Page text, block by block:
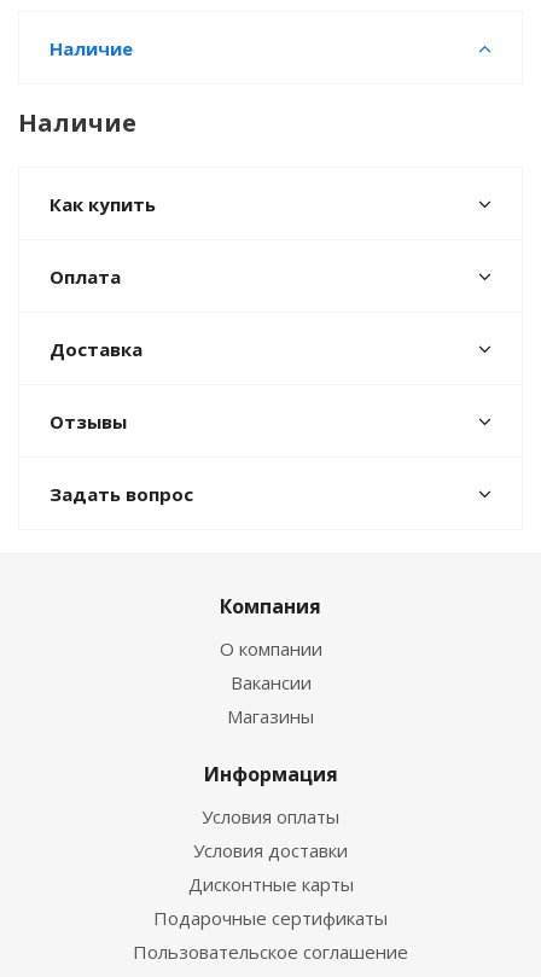
Наличие
Наличие
Как купить
Оплата
Доставка
Отзывы
Задать вопрос
Компания
О компании
Вакансии
Магазины
Информация
Условия оплаты
Условия доставки
Дисконтные карты
Подарочные сертификаты
Пользовательское соглашение